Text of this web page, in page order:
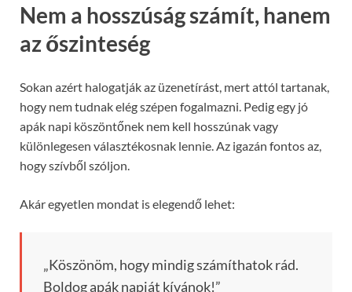
Nem a hosszúság számít, hanem
az őszinteség
Sokan azért halogatják az üzenetírást, mert attól tartanak,
hogy nem tudnak elég szépen fogalmazni. Pedig egy jó
apák napi köszöntőnek nem kell hosszúnak vagy
különlegesen választékosnak lennie. Az igazán fontos az,
hogy szívből szóljon.
Akár egyetlen mondat is elegendő lehet:
„Köszönöm, hogy mindig számíthatok rád.
Boldog apák napját kívánok!”